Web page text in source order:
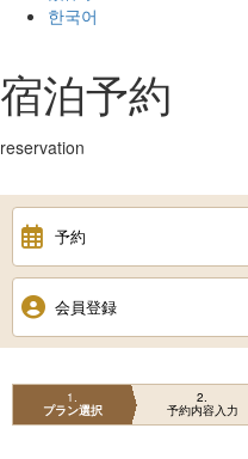
한국어
宿泊予約
reservation
予約
会員登録
1
プラン選択
2
予約内容入力